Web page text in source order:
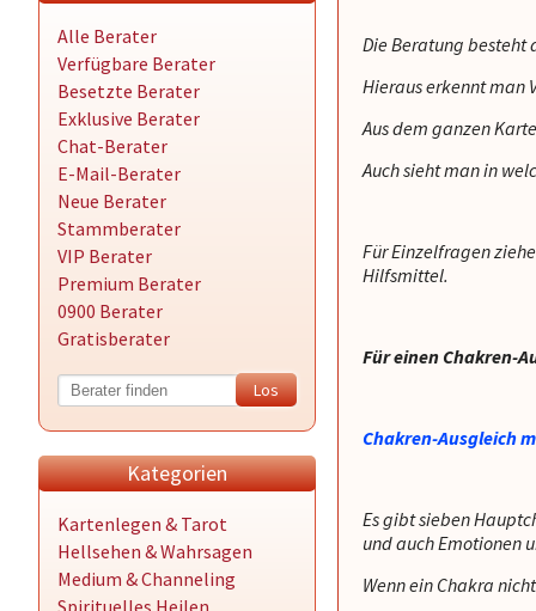
Alle Berater
Verfügbare Berater
Besetzte Berater
Exklusive Berater
Chat-Berater
E-Mail-Berater
Neue Berater
Stammberater
VIP Berater
Premium Berater
0900 Berater
Gratisberater
Kategorien
Kartenlegen & Tarot
Hellsehen & Wahrsagen
Medium & Channeling
Spirituelles Heilen
Die Beratung besteht
Hieraus erkennt man
Aus dem ganzen
Auch sieht man in
Für Einzelfragen
Hilfsmittel.
Für einen Chakren-
Chakren-Ausgleich
Es gibt sieben
und auch Emotionen
Wenn ein Chakra